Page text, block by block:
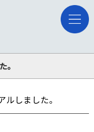
。
しました。